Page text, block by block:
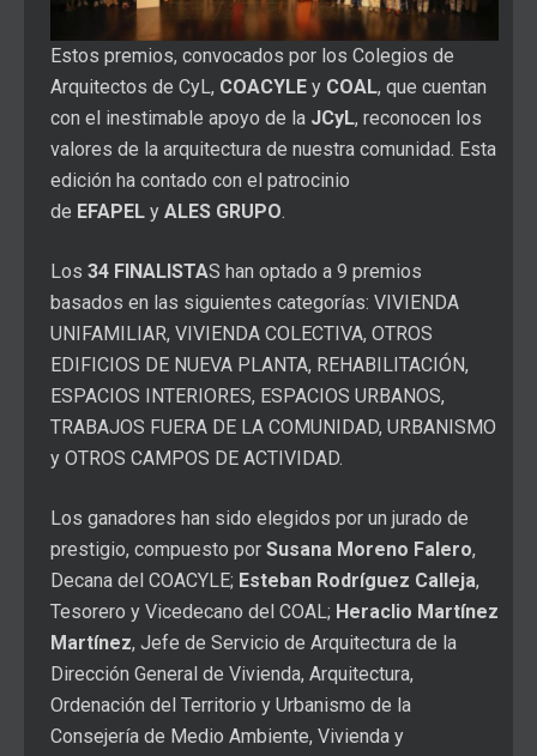
Estos premios, convocados por los Colegios de
Arquitectos de CyL, COACYLE y COAL, que cuentan
con el inestimable apoyo de la JCyL, reconocen los
valores de la arquitectura de nuestra comunidad. Esta
edición ha contado con el patrocinio
de EFAPEL y ALES GRUPO
Los 34 FINALISTAS han optado a 9 premios
basados en las siguientes categorías: VIVIENDA
UNIFAMILIAR, VIVIENDA COLECTIVA, OTROS
EDIFICIOS DE NUEVA PLANTA, REHABILITACIÓN,
ESPACIOS INTERIORES, ESPACIOS URBANOS,
TRABAJOS FUERA DE LA COMUNIDAD, URBANISMO
y OTROS CAMPOS DE ACTIVIDAD.
Los ganadores han sido elegidos por un jurado de
prestigio, compuesto por Susana Moreno Falero,
Decana del COACYLE; Esteban Rodríguez Calleja,
Tesorero y Vicedecano del COAL; Heraclio Martínez
Martínez, Jefe de Servicio de Arquitectura de la
Dirección General de Vivienda, Arquitectura,
Ordenación del Territorio y Urbanismo de la
Consejería de Medio Ambiente, Vivienda y